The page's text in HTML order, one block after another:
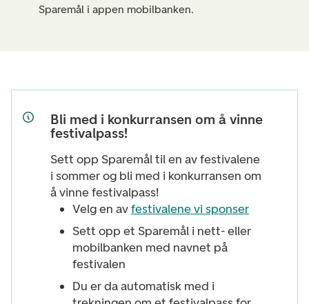
Sparemål i appen mobilbanken.
Bli med i konkurransen om å vinne
festivalpass!
Sett opp Sparemål til en av festivalene
i sommerog bli med i konkurransen om
å vinne festivalpass!
Velg en avfestivalene vi sponser
Sett opp et Sparemål i nett- eller
mobilbanken med navnet på
festivalen
Du er da automatisk med i